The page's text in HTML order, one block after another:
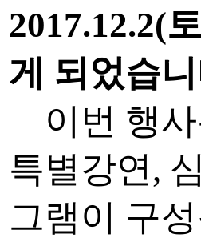
2017.12.2(
게 되었습
이번 행사
특별강연,
그램이 구